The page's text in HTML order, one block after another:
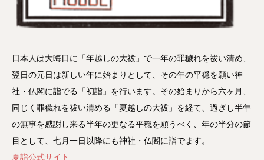
日本人は大晦日に「年越しの大祓」で一年の罪穢れを祓い清め、
翌日の元日は新しい年に始まりとして、その年の平穏を願い神
社・仏閣に詣でる「初詣」を行います。その始まりから六ヶ月、
同じく罪穢れを祓い清める「夏越しの大祓」を経て、過ぎし半年
の無事を感謝し来る半年の更なる平穏を願うべく、年の半分の節
目として、七月一日以降にも神社・仏閣に詣でます。
夏詣公式サイト